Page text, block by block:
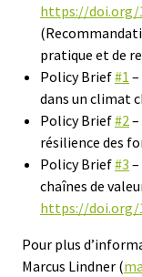
https://doi.org/
pratique et de
Policy Brief#1
dans un climat
Policy Brief#2
résilience des
Policy Brief#3
chaînes de
https://doi.org/
Pour plus
Marcus Lindner (